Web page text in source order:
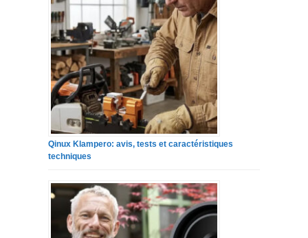
Qinux Klampero: avis, tests et caractéristiques
techniques